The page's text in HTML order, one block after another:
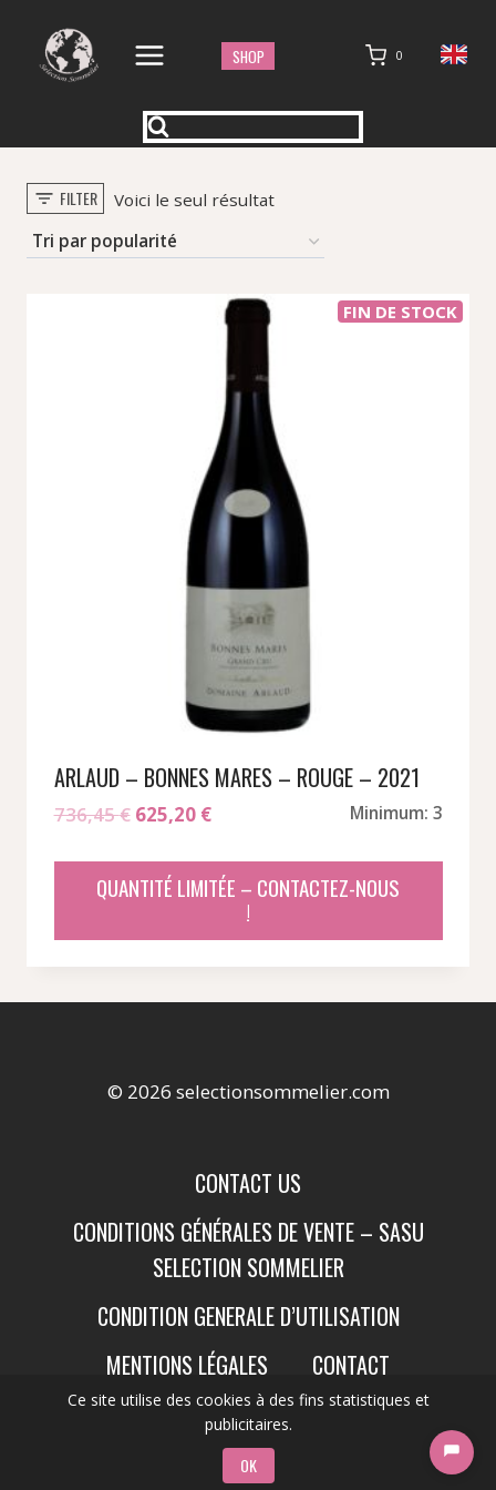
Ce site utilise des cookies à des fins statistiques et
publicitaires.
OK
contenu
SHOP 0
FILTER Voici le seul résultat
FIN DE STOCK
ARLAUD – BONNES MARES – ROUGE – 2021
736,45€ Le
initial
était :
625,20 €Le
actuel
est :
Minimum: 3
QUANTITÉ LIMITÉE – CONTACTEZ-NOUS
!
© 2026 selectionsommelier.com
CONTACT US
CONDITIONS GÉNÉRALES DE VENTE – SASU
SELECTION SOMMELIER
CONDITION GENERALE D’UTILISATION
MENTIONS LÉGALES
CONTACT